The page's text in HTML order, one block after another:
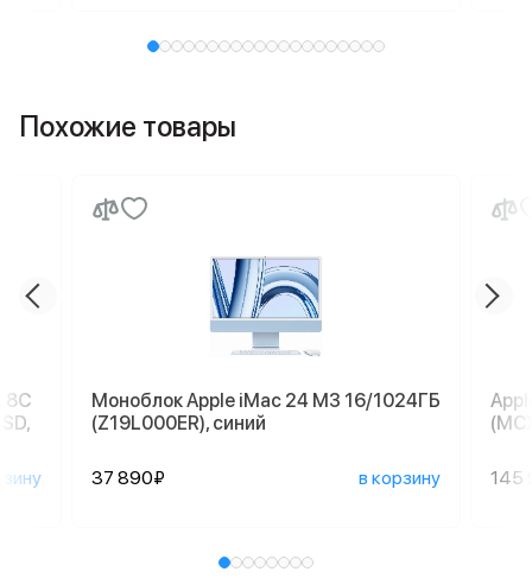
Похожие товары
8C
Моноблок Apple iMac 24 M3 16/1024ГБ
(Z19L000ER), синий
37 890₽ в корзину 145